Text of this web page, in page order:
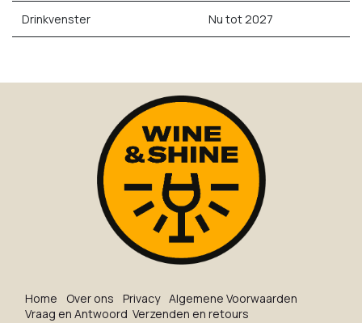
Drinkvenster Nu tot 2027
Ho​me O​ve​r on​s Privacy Algemene Voorwaarden
Vraag en Antwoord Verzenden en retours